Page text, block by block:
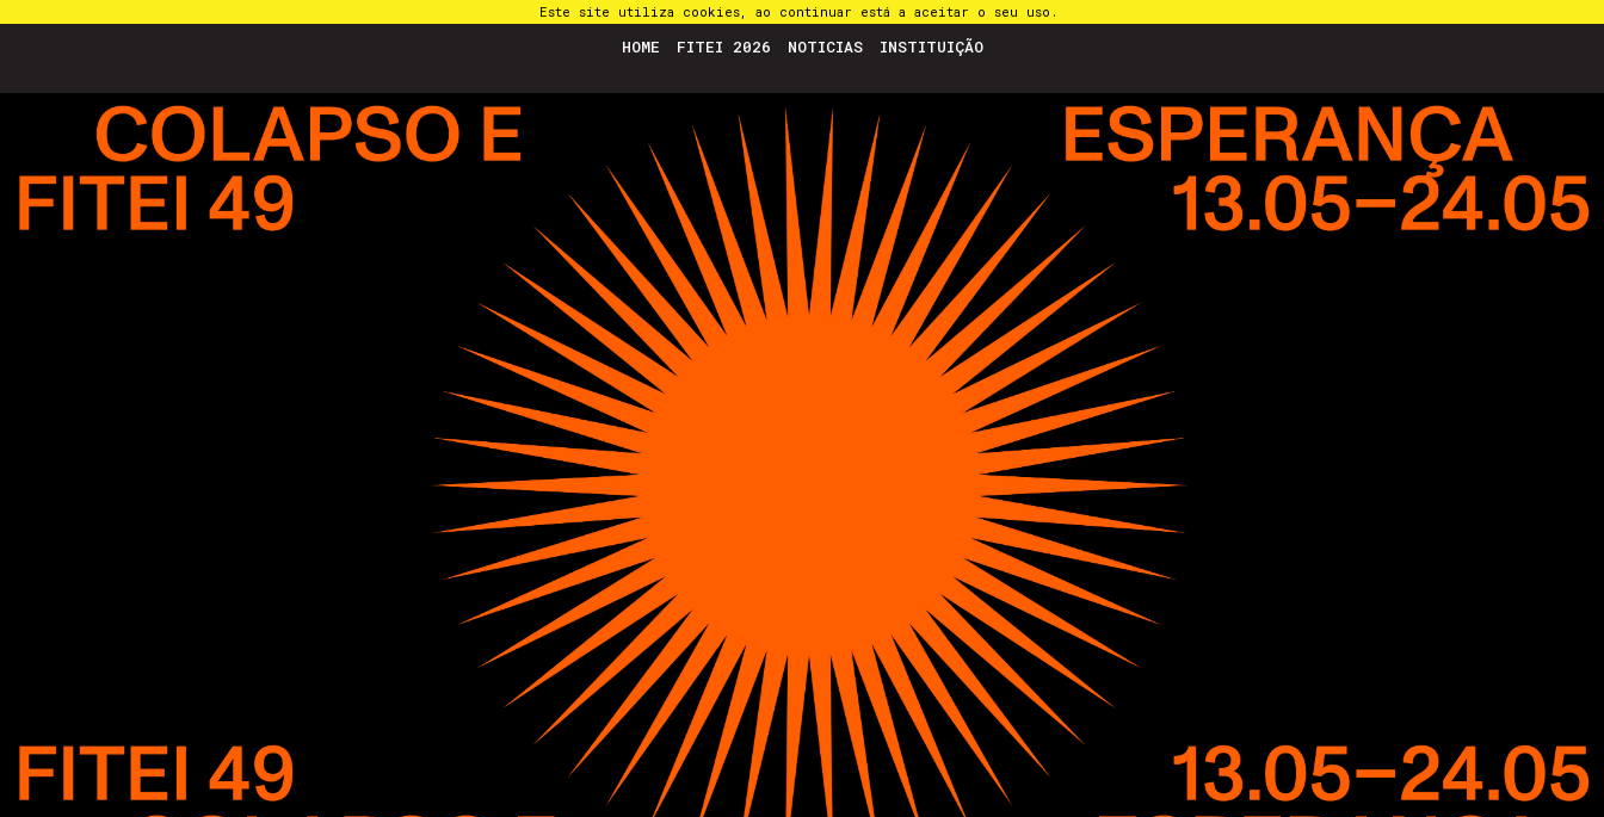
Este site utiliza cookies, ao continuar está a aceitar o seu uso.
HOME FITEI 2026 NOTICIAS INSTITUIÇÃO